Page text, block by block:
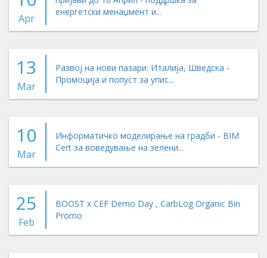
Apr
енергетски менаџмент и...
13
Mar
Развој на нови пазари: Италија, Шведска -
Промоција и попуст за упис...
10
Mar
Информатичко моделирање на градби - BIM
Cert за воведување на зелени...
25
Feb
BOOST x CEF Demo Day , CarbLog Organic Bin
Promo